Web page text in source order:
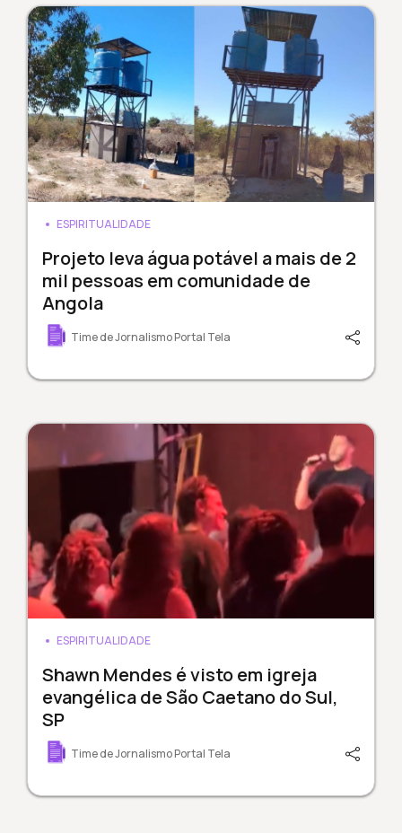
ESPIRITUALIDADE
Projeto leva água potável a mais de 2
mil pessoas em comunidade de
Angola
Time de Jornalismo Portal Tela
ESPIRITUALIDADE
Shawn Mendes é visto em igreja
evangélica de São Caetano do Sul,
SP
Time de Jornalismo Portal Tela